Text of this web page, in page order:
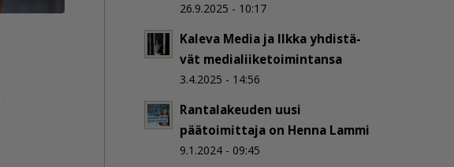
26.9.2025 - 10:17
Kaleva Media ja Ilkka yh­dis­tä­
vät me­dia­lii­ke­toi­min­tan­sa
3.4.2025 - 14:56
Rantalakeuden uusi
päätoimittaja on Henna Lammi
9.1.2024 - 09:45